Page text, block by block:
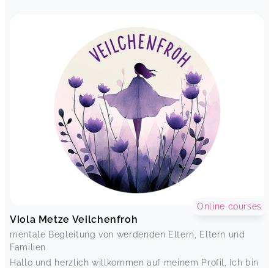
Viola Metze Veilchenfroh
mentale Begleitung von werdenden Eltern, Eltern und
Familien
Hallo und herzlich willkommen auf meinem Profil, Ich bin
Online courses